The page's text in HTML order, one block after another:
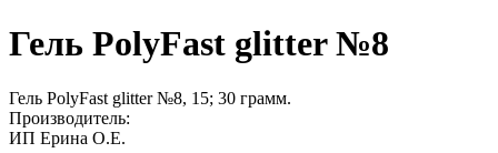
Гель PolyFast glitter №8
Гель PolyFast glitter №8, 15; 30 грамм.
Производитель:
ИП Ерина О.Е.